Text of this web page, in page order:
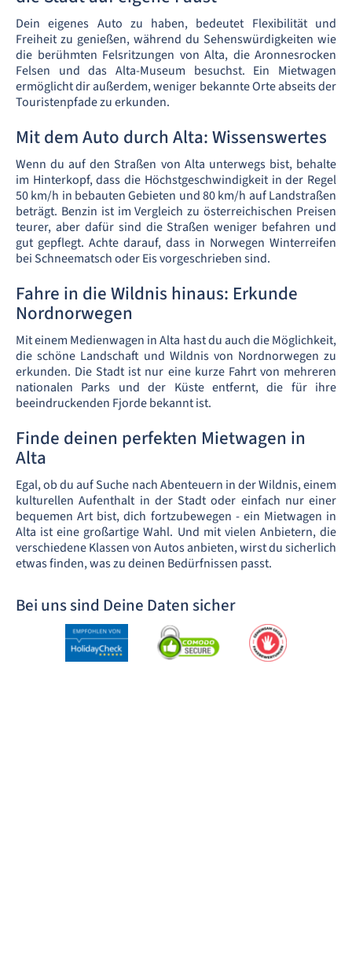
Dein eigenes Auto zu haben, bedeutet Flexibilität und
Freiheit zu genießen, während du Sehenswürdigkeiten wie
die berühmten Felsritzungen von Alta, die Aronnesrocken
Felsen und das Alta-Museum besuchst. Ein Mietwagen
ermöglicht dir außerdem, weniger bekannte Orte abseits der
Touristenpfade zu erkunden.
Mit dem Auto durch Alta: Wissenswertes
Wenn du auf den Straßen von Alta unterwegs bist, behalte
im Hinterkopf, dass die Höchstgeschwindigkeit in der Regel
50 km/h in bebauten Gebieten und 80 km/h auf Landstraßen
beträgt. Benzin ist im Vergleich zu österreichischen Preisen
teurer, aber dafür sind die Straßen weniger befahren und
gut gepflegt. Achte darauf, dass in Norwegen Winterreifen
bei Schneematsch oder Eis vorgeschrieben sind.
Fahre in die Wildnis hinaus: Erkunde
Nordnorwegen
Mit einem Medienwagen in Alta hast du auch die Möglichkeit,
die schöne Landschaft und Wildnis von Nordnorwegen zu
erkunden. Die Stadt ist nur eine kurze Fahrt von mehreren
nationalen Parks und der Küste entfernt, die für ihre
beeindruckenden Fjorde bekannt ist.
Finde deinen perfekten Mietwagen in
Alta
Egal, ob du auf Suche nach Abenteuern in der Wildnis, einem
kulturellen Aufenthalt in der Stadt oder einfach nur einer
bequemen Art bist, dich fortzubewegen - ein Mietwagen in
Alta ist eine großartige Wahl. Und mit vielen Anbietern, die
verschiedene Klassen von Autos anbieten, wirst du sicherlich
etwas finden, was zu deinen Bedürfnissen passt.
Bei uns sind Deine Daten sicher